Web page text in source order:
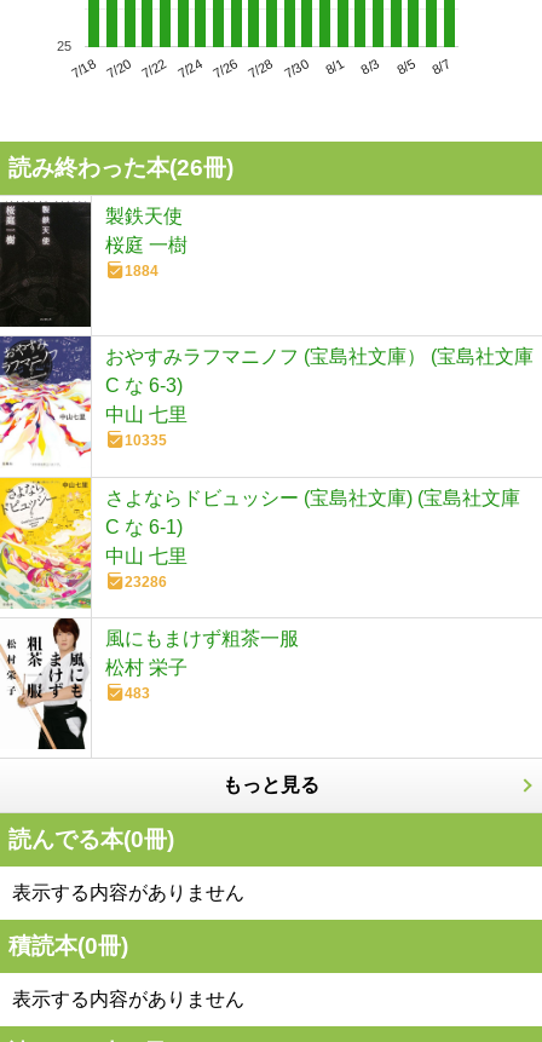
7/18 7/20 7/22 7/24 7/26 7/28 7/30 8/1 8/3 8/5 8/7
25
読み終わった本(26冊)
製鉄天使
桜庭 一樹
1884
おやすみラフマニノフ (宝島社文庫） (宝島社文庫
C な 6-3)
中山 七里
10335
さよならドビュッシー (宝島社文庫) (宝島社文庫
C な 6-1)
中山 七里
23286
風にもまけず粗茶一服
松村 栄子
483
もっと見る
読んでる本(0冊)
表示する内容がありません
積読本(0冊)
表示する内容がありません